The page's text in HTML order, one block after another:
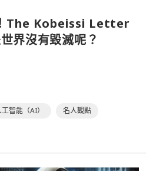
The Kobeissi Letter
界沒有毀滅呢？
智能（AI）
名人觀點